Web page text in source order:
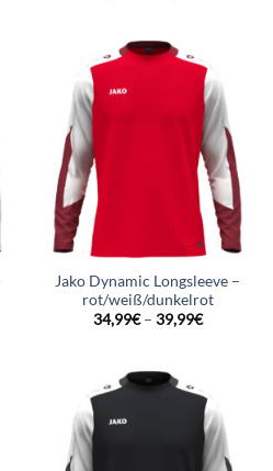
Jako Dynamic Longsleeve –
rot/weiß/dunkelrot
34,99€– 39,99€